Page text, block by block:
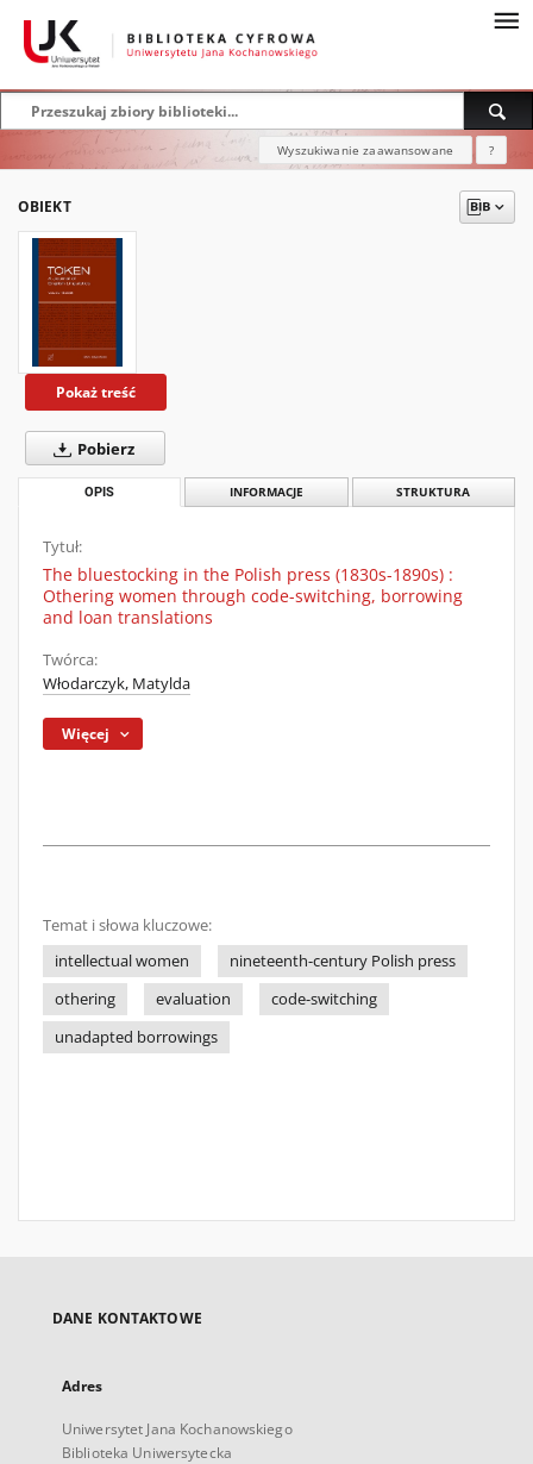
Wyszukiwanie zaawansowane ?
OBIEKT
Pokaż treść
Pobierz
OPIS INFORMACJE STRUKTURA
Tytuł:
The bluestocking in the Polish press (1830s-1890s) :
Othering women through code-switching, borrowing
and loan translations
Twórca:
Włodarczyk, Matylda
Więcej
Temat i słowa kluczowe:
intellectual women
nineteenth-century Polish press
othering
evaluation
code-switching
unadapted borrowings
DANE KONTAKTOWE
Adres
Uniwersytet Jana Kochanowskiego
Biblioteka Uniwersytecka